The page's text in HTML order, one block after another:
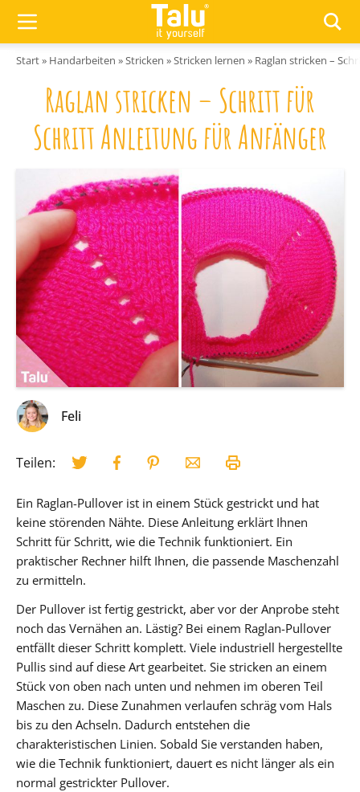
Start» Handarbeiten »Stricken »Stricken lernen » Raglan stricken –
Raglan stricken – Schritt für
Schritt Anleitung für Anfänger
Feli
Teilen:
Ein Raglan-Pullover ist in einem Stück gestrickt und hat
keine störenden Nähte. Diese Anleitung erklärt Ihnen
Schritt für Schritt, wie die Technik funktioniert. Ein
praktischer Rechner hilft Ihnen, die passende Maschenzahl
zu ermitteln.
Der Pullover ist fertig gestrickt, aber vor der Anprobe steht
noch das Vernähen an. Lästig? Bei einem Raglan-Pullover
entfällt dieser Schritt komplett. Viele industriell hergestellte
Pullis sind auf diese Art gearbeitet. Sie stricken an einem
Stück von oben nach unten und nehmen im oberen Teil
Maschen zu. Diese Zunahmen verlaufen schräg vom Hals
bis zu den Achseln. Dadurch entstehen die
charakteristischen Linien. Sobald Sie verstanden haben,
wie die Technik funktioniert, dauert es nicht länger als ein
normal gestrickter Pullover.